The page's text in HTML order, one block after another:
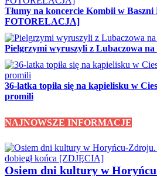
Tłumy na koncercie Kombii w
FOTORELACJA]
Pielgrzymi wyruszyli z Lubaczowa
36-latka topiła się na kąpielisku w
promili
NAJNOWSZE INFORMACJE
Osiem dni kultury w